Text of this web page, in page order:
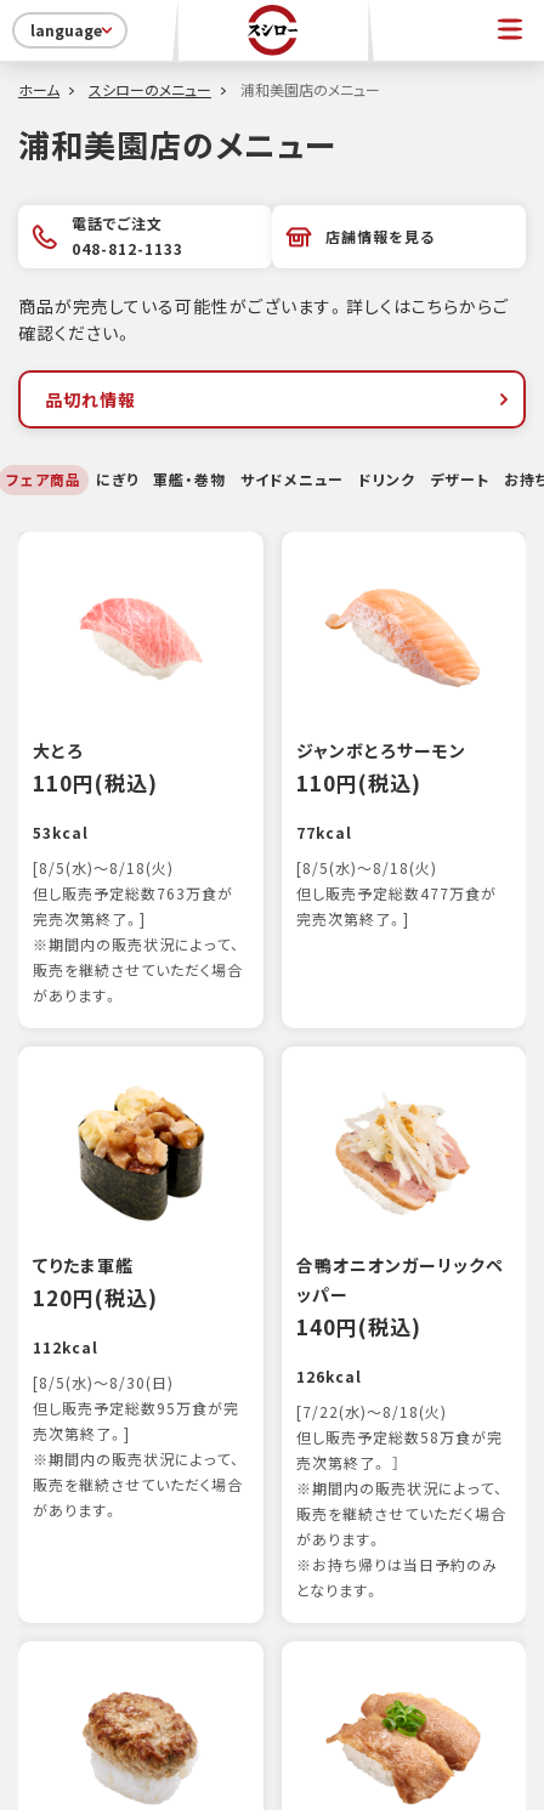
language
ホーム スシローのメニュー 浦和美園店のメニュー
浦和美園店のメニュー
電話でご注文
048-812-1133
店舗情報を見る
商品が完売している可能性がございます。詳しくはこちらからご
確認ください。
品切れ情報
フェア商品 にぎり 軍艦・巻物 サイドメニュー ドリンク デザート お持
大とろ
110円(税込)
53kcal
[8/5(水)～8/18(火)
但し販売予定総数763万食が
完売次第終了。]
※期間内の販売状況によって、
販売を継続させていただく場合
があります。
ジャンボとろサーモン
110円(税込)
77kcal
[8/5(水)～8/18(火)
但し販売予定総数477万食が
完売次第終了。]
てりたま軍艦
120円(税込)
112kcal
[8/5(水)～8/30(日)
但し販売予定総数95万食が完
売次第終了。]
※期間内の販売状況によって、
販売を継続させていただく場合
があります。
合鴨オニオンガーリックペ
ッパー
140円(税込)
126kcal
[7/22(水)～8/18(火)
但し販売予定総数58万食が完
売次第終了。 ］
※期間内の販売状況によって、
販売を継続させていただく場合
があります。
※お持ち帰りは当日予約のみ
となります。